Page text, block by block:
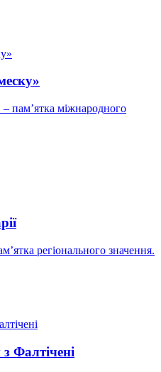
пам’ятка міжнародного
регіонального значення.
Фалтічені